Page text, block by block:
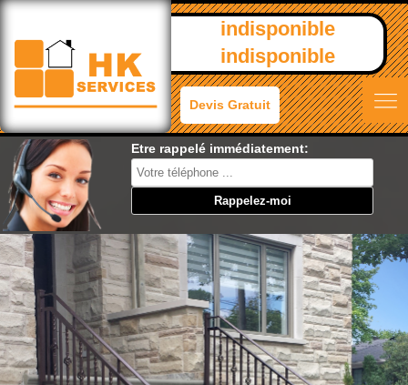
indisponible
indisponible
Devis Gratuit
Etre rappelé immédiatement: